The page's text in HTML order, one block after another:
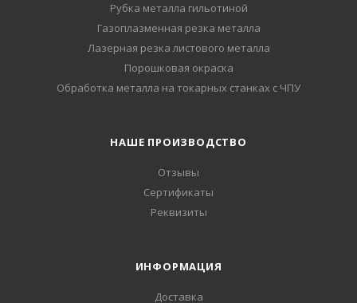
Рубка металла гильотиной
Газоплазменная резка металла
Лазерная резка листового металла
Порошковая окраска
Обработка металла на токарных станках с ЧПУ
НАШЕ ПРОИЗВОДСТВО
Отзывы
Сертификаты
Реквизиты
ИНФОРМАЦИЯ
Доставка